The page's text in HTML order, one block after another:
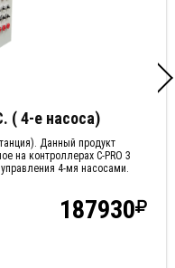
( 4-е насоса)
Данный продукт
на контроллерах C-PRO 3
4-мя насосами.
187930